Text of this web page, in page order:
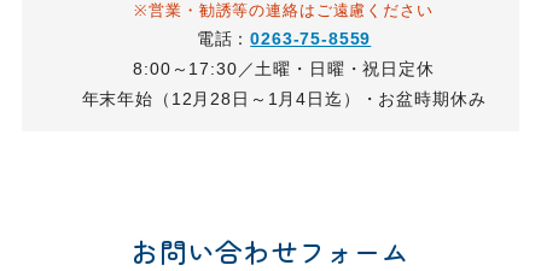
※営業・勧誘等の連絡はご遠慮ください
電話：0263-75-8559
8:00～17:30／土曜・日曜・祝日定休
年末年始（12月28日～1月4日迄）・お盆時期休み
お問い合わせフォーム